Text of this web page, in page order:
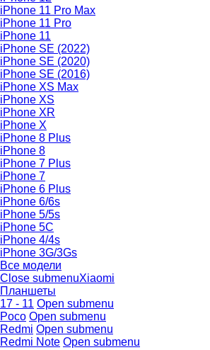
iPhone 11 Pro Max
iPhone 11 Pro
iPhone 11
iPhone SE (2022)
iPhone SE (2020)
iPhone SE (2016)
iPhone XS Max
iPhone XS
iPhone XR
iPhone X
iPhone 8 Plus
iPhone 8
iPhone 7 Plus
iPhone 7
iPhone 6 Plus
iPhone 6/6s
iPhone 5/5s
iPhone 5C
iPhone 4/4s
iPhone 3G/3Gs
Все модели
Close submenuXiaomi
Планшеты
17 - 11 Open submenu
Poco Open submenu
Redmi Open submenu
Redmi Note Open submenu